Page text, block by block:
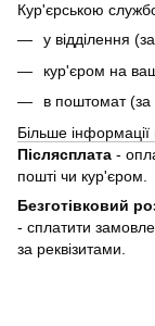
Кур'єрською
у відділення
кур'єром на
в поштомат (за
Більше інформації
Післясплата -
пошті чи кур'єром.
Безготівковий
- сплатити
за реквізитами.